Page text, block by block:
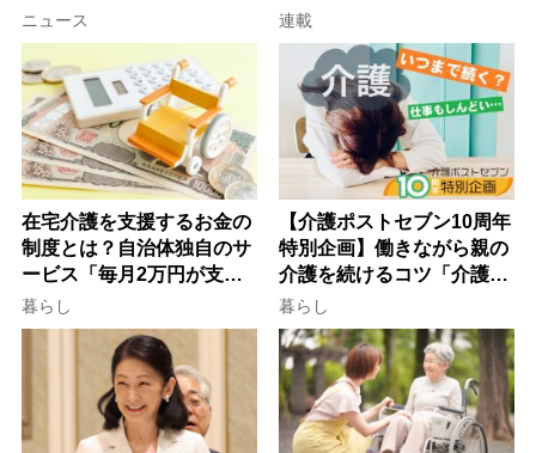
ぐ「揺れる一粒」の使い分
け方
ニュース 連載
在宅介護を支援するお金の
制度とは？自治体独自のサ
ービス「毎月2万円が支給
される」ケースも【FP解
説】
暮らし
【介護ポストセブン10周年
特別企画】働きながら親の
介護を続けるコツ「介護は
10年以上続くことも…3つ
のフェーズに分けて考えて
みよう」【社会福祉士解
説】
暮らし